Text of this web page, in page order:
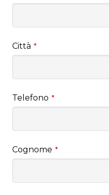
Città *
Telefono *
Cognome *